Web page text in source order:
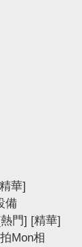
華]
備
門] [精華]
Mon相